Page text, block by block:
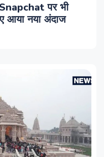
पर भी
आया नया अंदाज